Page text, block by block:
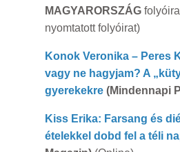
MAGYARORSZÁG
nyomtatott folyóirat)
Konok Veronika – Peres
vagy ne hagyjam? A
gyerekekre (Mindennapi
Kiss Erika: Farsang és
ételekkel dobd fel a téli